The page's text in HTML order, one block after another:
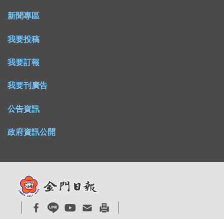
新聞專區
我要投稿
我要訂報
我要刊廣告
公告資訊
政府資訊公開